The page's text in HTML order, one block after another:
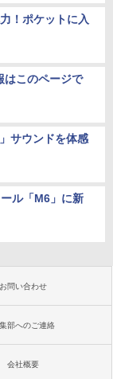
！ポケットに入
はこのページで
サウンドを体感
ル「M6」に新
お問い合わせ
部へのご連絡
会社概要